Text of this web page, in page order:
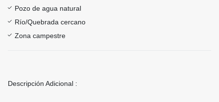
Pozo de agua natural
Río/Quebrada cercano
Zona campestre
Descripción Adicional :